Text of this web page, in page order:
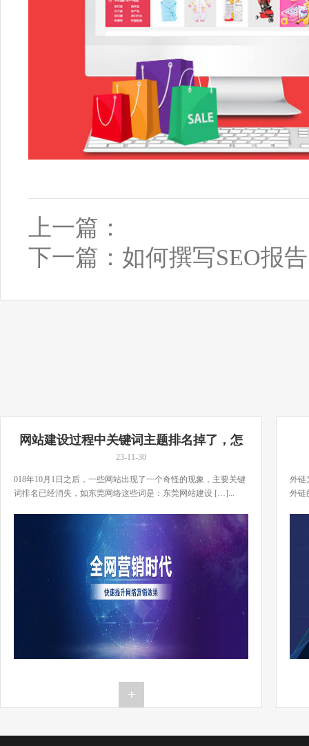
上一篇：
下一篇： 如何撰写SEO报
网站建设过程中关键词主题排名掉了，怎
么办？
23-11-30
018年10月1日之后，一些网站出现了一个奇怪的现象，主要关键
词排名已经消失，如东莞网络这些词是：东莞网站建设 […]...
外链
外链